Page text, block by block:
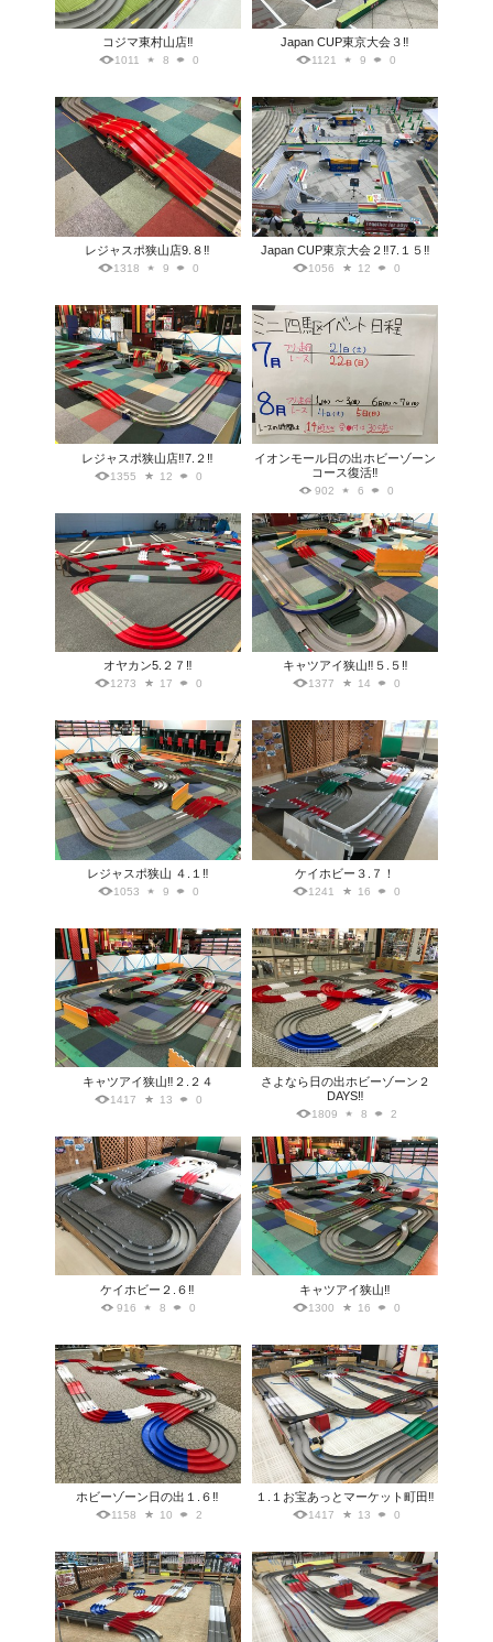
コジマ東村山店‼️
1011 8 0
Japan CUP東京大会３‼️
1121 9 0
レジャスポ狭山店9.８‼️
1318 9 0
Japan CUP東京大会２‼️7.１５‼️
1056 12 0
レジャスポ狭山店‼️7.２‼️
1355 12 0
イオンモール日の出ホビーゾーン
コース復活‼️
902 6 0
オヤカン5.２７‼️
1273 17 0
キャツアイ狭山‼️５.５‼️
1377 14 0
レジャスポ狭山 ４.１‼️
1053 9 0
ケイホビー３.７！
1241 16 0
キャツアイ狭山‼️２.２４
1417 13 0
さよなら日の出ホビーゾーン２
DAYS‼️
1809 8 2
ケイホビー２.６‼️
916 8 0
キャツアイ狭山‼️
1300 16 0
ホビーゾーン日の出１.６‼️
1158 10 2
１.１お宝あっとマーケット町田‼️
1417 13 0